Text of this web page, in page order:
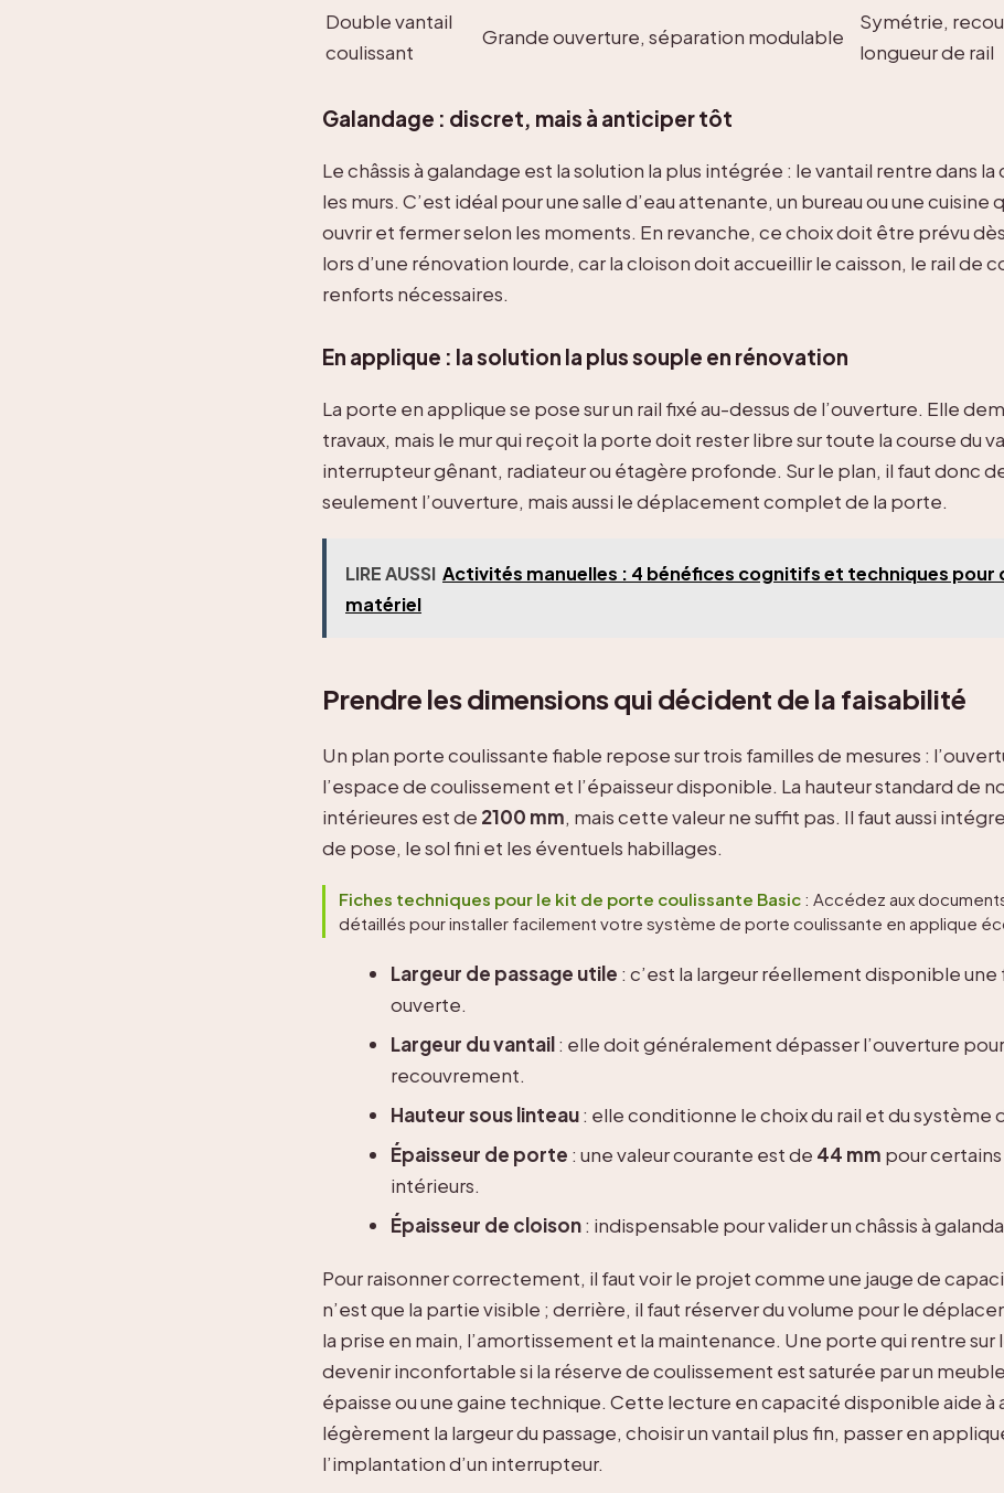
Double vantail
coulissant
Grande ouverture, séparation modulable
Symétrie,
longueur de rail
Galandage : discret, mais à anticiper tôt
Le châssis à galandage est la solution la plus intégrée : le vantail rentre dans
les murs. C’est idéal pour une salle d’eau attenante, un bureau ou une cuisine
ouvrir et fermer selon les moments. En revanche, ce choix doit être prévu
lors d’une rénovation lourde, car la cloison doit accueillir le caisson, le rail de
renforts nécessaires.
En applique : la solution la plus souple en rénovation
La porte en applique se pose sur un rail fixé au-dessus de l’ouverture. Elle
travaux, mais le mur qui reçoit la porte doit rester libre sur toute la course du
interrupteur gênant, radiateur ou étagère profonde. Sur le plan, il faut donc
seulement l’ouverture, mais aussi le déplacement complet de la porte.
LIRE AUSSI Activités manuelles : 4 bénéfices cognitifs et techniques pour
matériel
Prendre les dimensions qui décident de la faisabilité
Un plan porte coulissante fiable repose sur trois familles de mesures :
l’espace de coulissement et l’épaisseur disponible. La hauteur standard de
intérieures est de 2100 mm, mais cette valeur ne suffit pas. Il faut aussi
de pose, le sol fini et les éventuels habillages.
Fiches techniques pour le kit de porte coulissante Basic : Accédez aux
détaillés pour installer facilement votre système de porte coulissante en applique
Largeur de passage utile : c’est la largeur réellement disponible une
ouverte.
Largeur du vantail: elle doit généralement dépasser l’ouverture
recouvrement.
Hauteur sous linteau: elle conditionne le choix du rail et du système
Épaisseur de porte : une valeur courante est de 44 mm pour
intérieurs.
Épaisseur de cloison: indispensable pour valider un châssis à
Pour raisonner correctement, il faut voir le projet comme une jauge de
n’est que la partie visible ; derrière, il faut réserver du volume pour le
la prise en main, l’amortissement et la maintenance. Une porte qui rentre sur
devenir inconfortable si la réserve de coulissement est saturée par un
épaisse ou une gaine technique. Cette lecture en capacité disponible aide à
légèrement la largeur du passage, choisir un vantail plus fin, passer en
l’implantation d’un interrupteur.